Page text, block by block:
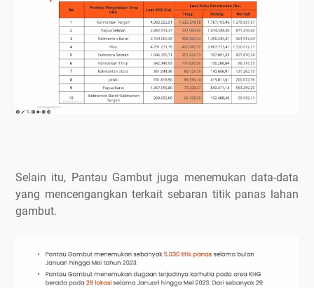
Selain itu, Pantau Gambut juga menemukan data-data
yang mencengangkan terkait sebaran titik panas lahan
gambut.